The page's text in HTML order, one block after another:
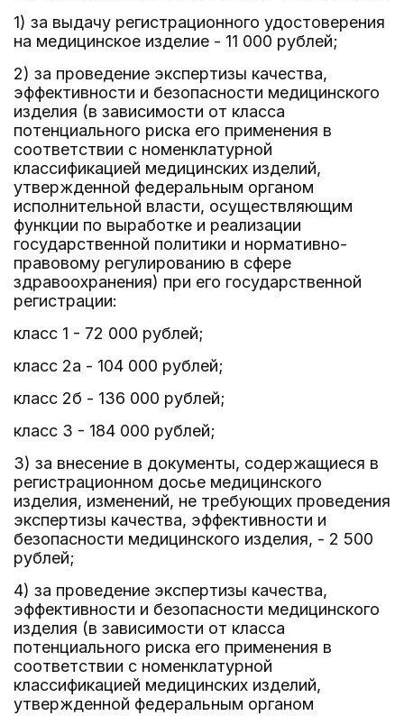
1) за выдачу регистрационного удостоверения
на медицинское изделие - 11 000 рублей;
2) за проведение экспертизы качества,
эффективности и безопасности медицинского
изделия (в зависимости от класса
потенциального риска его применения в
соответствии с номенклатурной
классификацией медицинских изделий,
утвержденной федеральным органом
исполнительной власти, осуществляющим
функции по выработке и реализации
государственной политики и нормативно-
правовому регулированию в сфере
здравоохранения) при его государственной
регистрации:
класс 1 - 72 000 рублей;
класс 2а - 104 000 рублей;
класс 2б - 136 000 рублей;
класс 3 - 184 000 рублей;
3) за внесение в документы, содержащиеся в
регистрационном досье медицинского
изделия, изменений, не требующих проведения
экспертизы качества, эффективности и
безопасности медицинского изделия, - 2 500
рублей;
4) за проведение экспертизы качества,
эффективности и безопасности медицинского
изделия (в зависимости от класса
потенциального риска его применения в
соответствии с номенклатурной
классификацией медицинских изделий,
утвержденной федеральным органом